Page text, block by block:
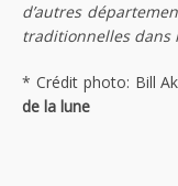
d’autres
traditionnelles dans
* Crédit photo: Bill
de la lune